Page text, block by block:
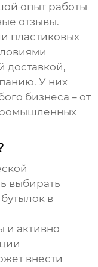
опыт работы
отзывы.
пластиковых
доставкой,
У них
бизнеса – от
выбирать
в
и активно
внести